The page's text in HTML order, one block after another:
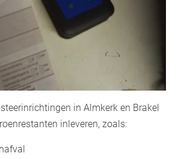
in Almkerk en Brakel
inleveren, zoals: